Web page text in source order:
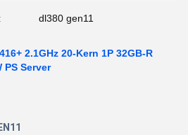
dl380 gen11
2.1GHz 20-Kern 1P 32GB-R
PS Server